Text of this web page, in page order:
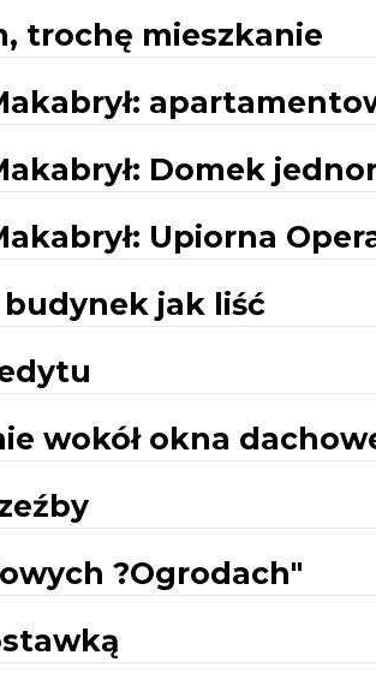
trochę mieszkanie
Domek
Upiorna
budynek jak liść
wokół okna
?Ogrodach"